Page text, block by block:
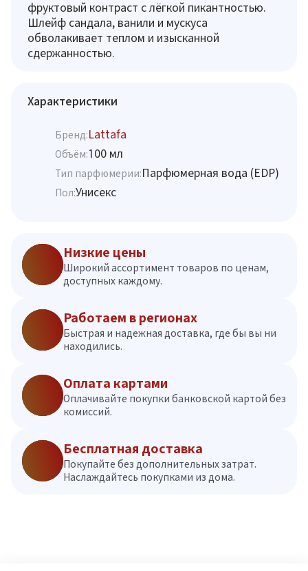
фруктовый контраст с лёгкой пикантностью.
Шлейф сандала, ванили и мускуса
обволакивает теплом и изысканной
сдержанностью.
Характеристики
Бренд:Lattafa
Объём:100 мл
Тип парфюмерии:Парфюмерная вода (EDP)
Пол:Унисекс
Низкие цены
Широкий ассортимент товаров по ценам,
доступных каждому.
Работаем в регионах
Быстрая и надежная доставка, где бы вы ни
находились.
Оплата картами
Оплачивайте покупки банковской картой без
комиссий.
Бесплатная доставка
Покупайте без дополнительных затрат.
Наслаждайтесь покупками из дома.